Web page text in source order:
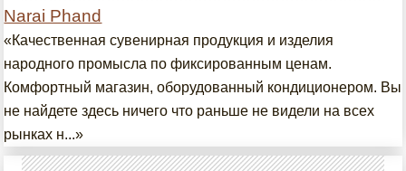
Narai Phand
«Качественная сувенирная продукция и изделия
народного промысла по фиксированным ценам.
Комфортный магазин, оборудованный кондиционером. Вы
не найдете здесь ничего что раньше не видели на всех
рынках н...»